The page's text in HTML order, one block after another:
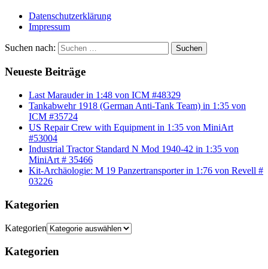
Datenschutzerklärung
Impressum
Suchen nach: Suchen
Neueste Beiträge
Last Marauder in 1:48 von ICM #48329
Tankabwehr 1918 (German Anti-Tank Team) in 1:35 von
ICM #35724
US Repair Crew with Equipment in 1:35 von MiniArt
#53004
Industrial Tractor Standard N Mod 1940-42 in 1:35 von
MiniArt # 35466
Kit-Archäologie: M 19 Panzertransporter in 1:76 von Revell #
03226
Kategorien
Kategorien
Kategorien